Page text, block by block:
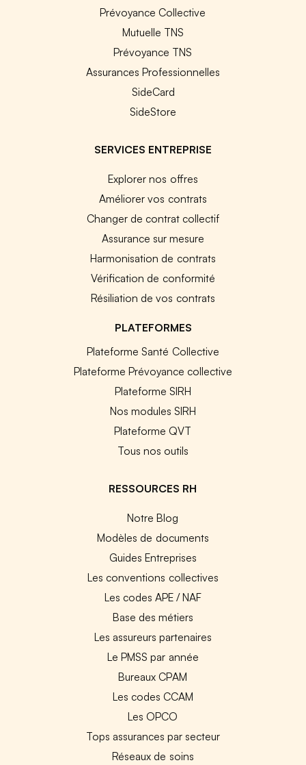
Prévoyance Collective
Mutuelle TNS
Prévoyance TNS
Assurances Professionnelles
SideCard
SideStore
SERVICES ENTREPRISE
Explorer nos offres
Améliorer vos contrats
Changer de contrat collectif
Assurance sur mesure
Harmonisation de contrats
Vérification de conformité
Résiliation de vos contrats
PLATEFORMES
Plateforme Santé Collective
Plateforme Prévoyance collective
Plateforme SIRH
Nos modules SIRH
Plateforme QVT
Tous nos outils
RESSOURCES RH
Notre Blog
Modèles de documents
Guides Entreprises
Les conventions collectives
Les codes APE / NAF
Base des métiers
Les assureurs partenaires
Le PMSS par année
Bureaux CPAM
Les codes CCAM
Les OPCO
Tops assurances par secteur
Réseaux de soins